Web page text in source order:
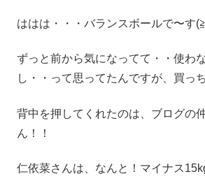
ははは・・・バランスボールで〜す
ずっと前から気になってて・・使わ
し・・って思ってたんですが、買っ
背中を押してくれたのは、ブログの
ん！！
仁依菜さんは、なんと！マイナス